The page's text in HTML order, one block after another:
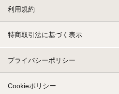
利用規約
特商取引法に基づく表示
プライバシーポリシー
Cookieポリシー